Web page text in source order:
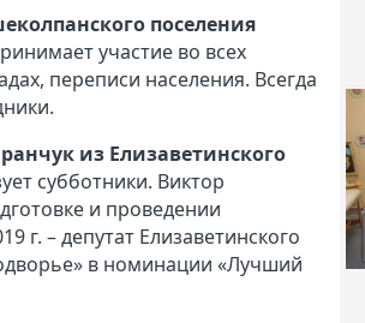
поселения
участие во всех
переписи населения. Всегда
из Елизаветинского
субботники. Виктор
и проведении
г. – депутат Елизаветинского
в номинации «Лучший